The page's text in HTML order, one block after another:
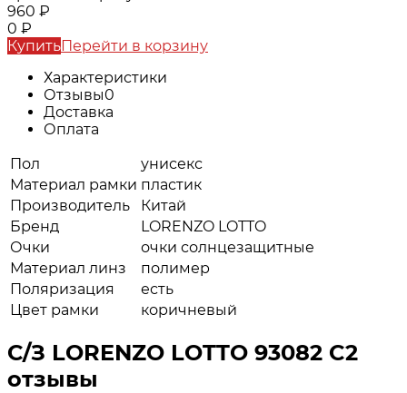
960 ₽
0 ₽
КупитьПерейти в корзину
Характеристики
Отзывы0
Доставка
Оплата
Пол
унисекс
Материал рамки пластик
Производитель
Китай
Бренд
LORENZO LOTTO
Очки
очки солнцезащитные
Материал линз
полимер
Поляризация
есть
Цвет рамки
коричневый
С/З LORENZO LOTTO 93082 C2
отзывы